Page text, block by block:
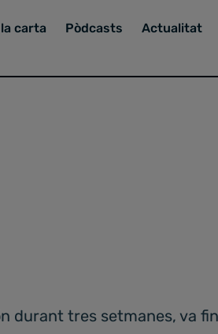
carta Pòdcasts Actualitat
durant tres setmanes, va